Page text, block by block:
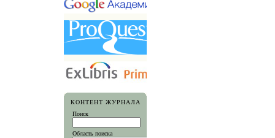
КОНТЕНТ ЖУРНАЛА
Поиск
Область поиска